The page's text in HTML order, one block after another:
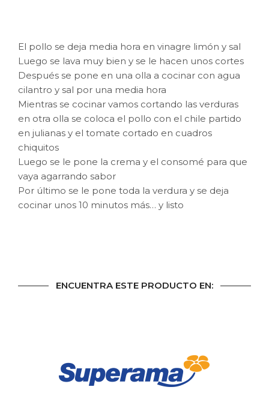
El pollo se deja media hora en vinagre limón y sal
Luego se lava muy bien y se le hacen unos cortes
Después se pone en una olla a cocinar con agua
cilantro y sal por una media hora
Mientras se cocinar vamos cortando las verduras
en otra olla se coloca el pollo con el chile partido
en julianas y el tomate cortado en cuadros
chiquitos
Luego se le pone la crema y el consomé para que
vaya agarrando sabor
Por último se le pone toda la verdura y se deja
cocinar unos 10 minutos más… y listo
ENCUENTRA ESTE PRODUCTO EN: